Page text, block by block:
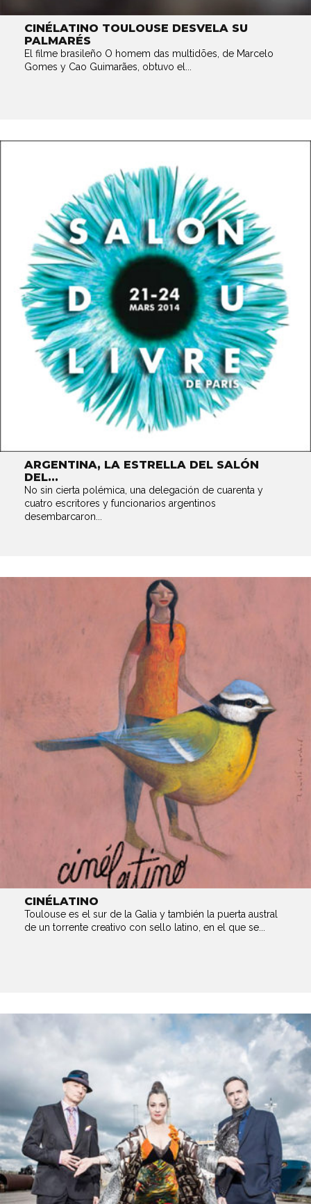
CINÉLATINO TOULOUSE DESVELA SU
PALMARÉS
El filme brasileño O homem das multidões, de Marcelo
Gomes y Cao Guimarães, obtuvo el...
ARGENTINA, LA ESTRELLA DEL SALÓN
DEL...
No sin cierta polémica, una delegación de cuarenta y
cuatro escritores y funcionarios argentinos
desembarcaron...
CINÉLATINO
Toulouse es el sur de la Galia y también la puerta austral
de un torrente creativo con sello latino, en el que se...